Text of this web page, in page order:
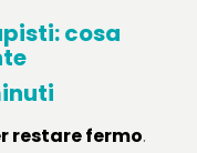
cosa
restare fermo.